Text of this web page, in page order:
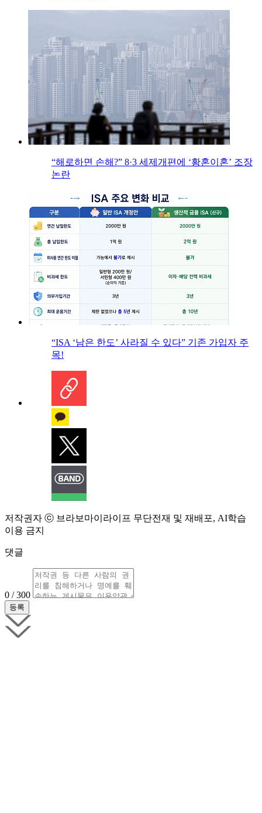
“해로하면 손해?” 8·3 세제개편에 ‘황혼이혼’ 조장
논란
“ISA ‘남은 한도’ 사라질 수 있다” 기존 가입자 주
목!
저작권자 ⓒ 브라보마이라이프 무단전재 및 재배포, AI학습
이용 금지
댓글
0 / 300